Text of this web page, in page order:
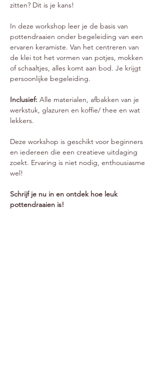
zitten? Dit is je kans!
In deze workshop leer je de basis van
pottendraaien onder begeleiding van een
ervaren keramiste. Van het centreren van
de klei tot het vormen van potjes, mokken
of schaaltjes, alles komt aan bod. Je krijgt
persoonlijke begeleiding.
Inclusief: Alle materialen, afbakken van je
werkstuk, glazuren en koffie/ thee en wat
lekkers.
Deze workshop is geschikt voor beginners
en iedereen die een creatieve uitdaging
zoekt. Ervaring is niet nodig, enthousiasme
wel!
Schrijf je nu in en ontdek hoe leuk
pottendraaien is!